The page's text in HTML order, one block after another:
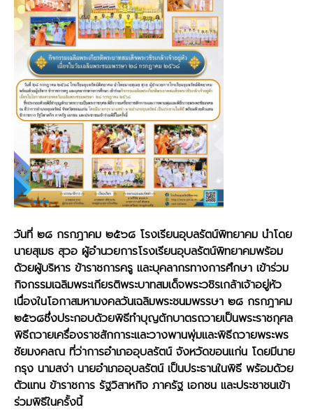
วันที่ ๒๘ กรกฎาคม ๒๕๖๘ โรงเรียนอุบลรัตน์พิทยาคม นำโดย
นายสุเมธ สุวอ ผู้อำนวยการโรงเรียนอุบลรัตน์พิทยาคมพร้อม
ด้วยผู้บริหาร ข้าราชการครู และบุคลากรทางการศึกษา เข้าร่วม
กิจกรรมเฉลิมพระเกียรติพระบาทสมเด็จพระวชิรเกล้าเจ้าอยู่หัว
เนื่องในโอกาสมหามงคลวันเฉลิมพระชนมพรรษา ๒๘ กรกฎาคม
๒๕๖๘ซึ่งประกอบด้วยพิธีทำบุญตักบาตรถวายเป็นพระราชกุศล
พิธีถวายเครื่องราชสักการะและวางพานพุ่มและพิธีถวายพระพร
ชัยมงคลณ ที่ว่าการอำเภออุบลรัตน์ จังหวัดขอนแก่น โดยมีนาย
กรุง นามสง่า นายอำเภออุบลรัตน์ เป็นประธานในพิธี พร้อมด้วย
ตัวแทน ข้าราชการ รัฐวิสาหกิจ ภาครัฐ เอกชน และประชาชนเข้า
ร่วมพิธีในครั้งนี้